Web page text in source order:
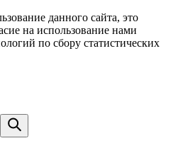
данного сайта, это
на использование нами
по сбору статистических